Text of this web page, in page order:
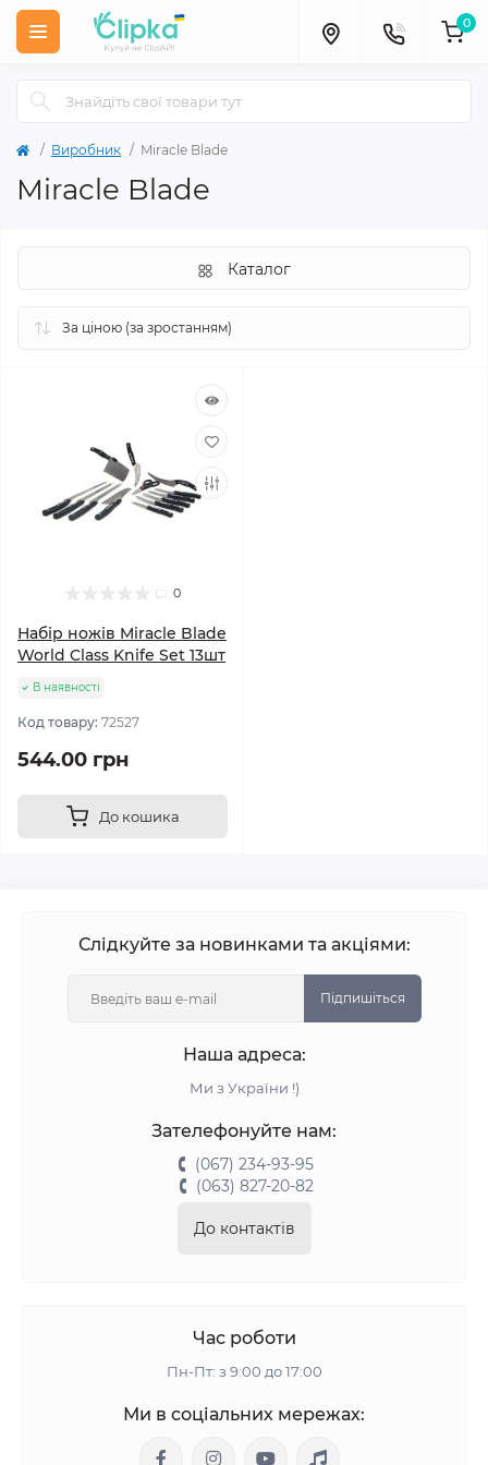
0
Виробник Miracle Blade
Miracle Blade
Каталог
0
Набір ножів Miracle Blade
World Class Knife Set 13шт
В наявності
Код товару: 72527
544.00 грн
До кошика
Слідкуйте за новинками та акціями:
Підпишіться
Наша адреса:
Ми з України !)
Зателефонуйте нам:
(067) 234-93-95
(063) 827-20-82
До контактів
Час роботи
Пн-Пт: з 9:00 до 17:00
Ми в соціальних мережах: